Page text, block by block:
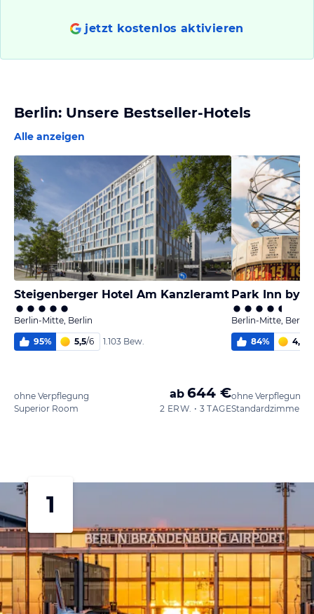
jetzt kostenlos aktivieren
Berlin: Unsere Bestseller-Hotels
Alle anzeigen
Steigenberger Hotel Am Kanzleramt
Berlin-Mitte, Berlin
95% 5,5/6 1.103 Bew.
ohne Verpflegung
Superior Room
ab 644 €
2 ERW. • 3 TAGE
Berlin-Mitte, Berlin
84% 4,7
ohne Verpflegung
Standardzimmer
1